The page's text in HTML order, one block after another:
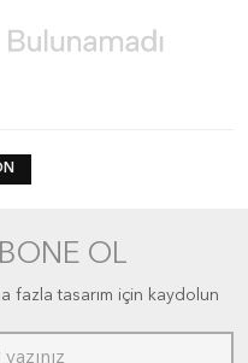
OL
fazla tasarım için kaydolun